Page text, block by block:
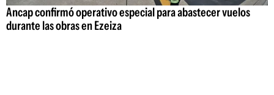
Ancap confirmó operativo especial para abastecer vuelos
durante las obras en Ezeiza